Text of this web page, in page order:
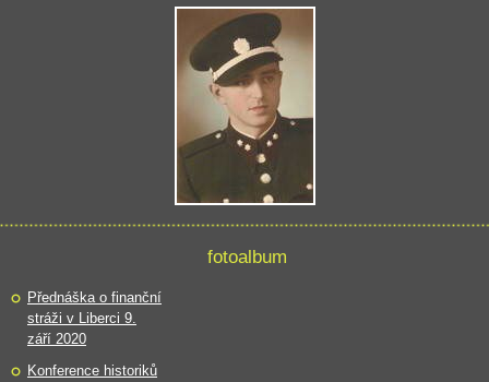
fotoalbum
Přednáška o finanční
stráži v Liberci 9.
září 2020
Konference historiků